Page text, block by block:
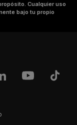
Cualquier uso
bajo tu propio